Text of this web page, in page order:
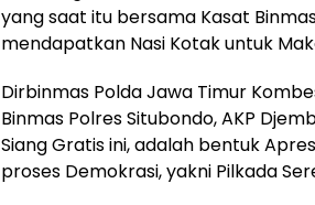
yang saat itu bersama Kasat
mendapatkan Nasi Kotak untuk
Dirbinmas Polda Jawa Timur
Binmas Polres Situbondo, AKP
Siang Gratis ini, adalah bentuk
proses Demokrasi, yakni Pilkada